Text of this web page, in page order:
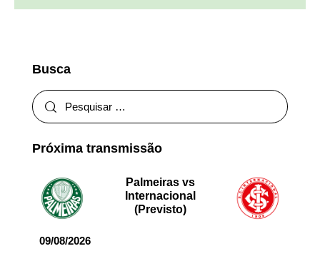
Busca
Próxima transmissão
Palmeiras vs
Internacional
(Previsto)
09/08/2026